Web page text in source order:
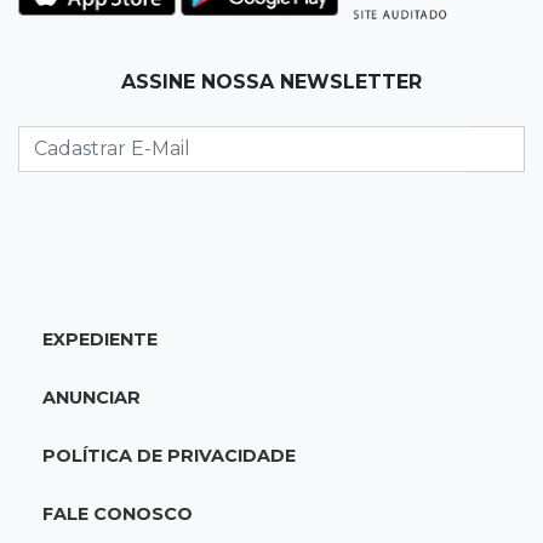
Palmeiras e Vasco confirmam vagas nas
Eleitorado aprova teste da urna, mas diz que
colinha será "fundamental"
Escolas municipais lideram notas do Ensino
ASSINE NOSSA NEWSLETTER
EXPEDIENTE
ANUNCIAR
POLÍTICA DE PRIVACIDADE
FALE CONOSCO